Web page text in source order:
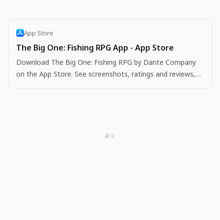
App Store
The Big One: Fishing RPG App - App Store
Download The Big One: Fishing RPG by Dante Company
on the App Store. See screenshots, ratings and reviews,
광고